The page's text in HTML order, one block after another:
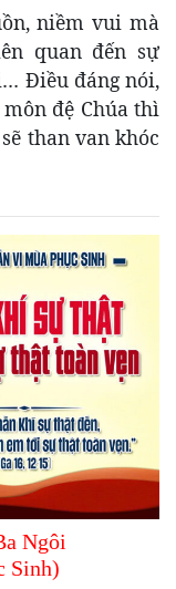
niềm vui mà
quan đến sự
Điều đáng nói,
đệ Chúa thì
than van khóc
Ngôi
Sinh)